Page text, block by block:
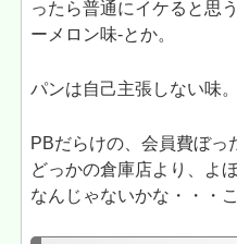
ったら普通にイケると思
ーメロン味-とか。
パンは自己主張しない味
PBだらけの、会員費ぼっ
どっかの倉庫店より、よ
なんじゃないかな・・・こ